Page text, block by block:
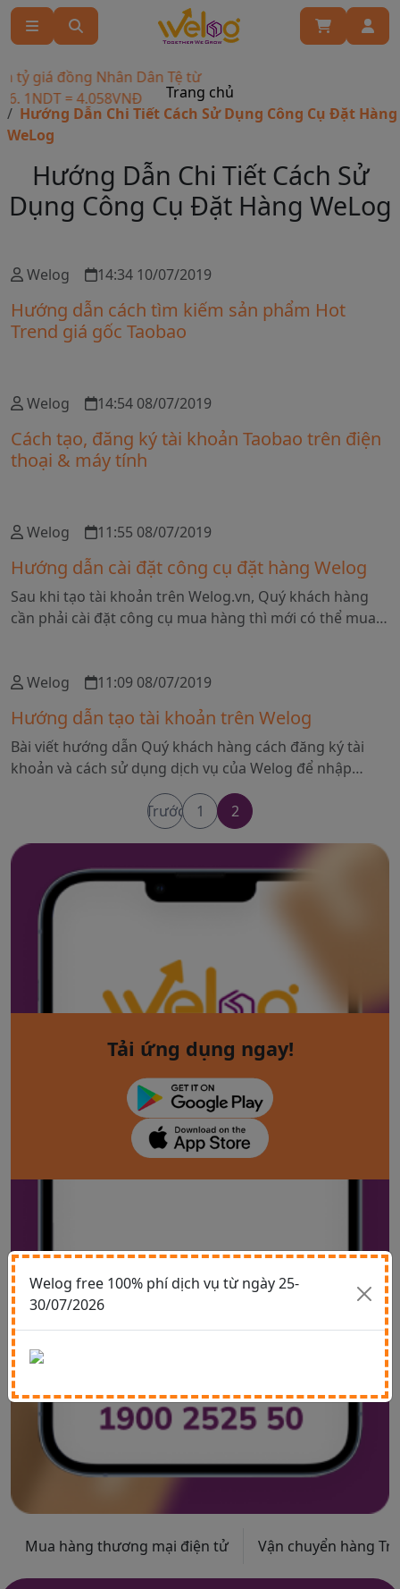
tỷ giá đồng Nhân Dân Tệ từ
1NDT = 4.058VNĐ
Trang chủ
Hướng Dẫn Chi Tiết Cách Sử Dụng Công Cụ Đặt Hàng
WeLog
Hướng Dẫn Chi Tiết Cách Sử
Dụng Công Cụ Đặt Hàng WeLog
Welog 14:34 10/07/2019
Hướng dẫn cách tìm kiếm sản phẩm Hot
Trend giá gốc Taobao
Welog 14:54 08/07/2019
Cách tạo, đăng ký tài khoản Taobao trên điện
thoại & máy tính
Welog 11:55 08/07/2019
Hướng dẫn cài đặt công cụ đặt hàng Welog
Sau khi tạo tài khoản trên Welog.vn, Quý khách hàng
cần phải cài đặt công cụ mua hàng thì mới có thể mua
Welog
11:09 08/07/2019
Hướng dẫn tạo tài khoản trên Welog
Bài viết hướng dẫn Quý khách hàng cách đăng ký tài
khoản và cách sử dụng dịch vụ của Welog để nhập
hàng Trung Quốc trực tiếp từ các nhà cung cấp mà
không qua bất kỳ kênh trung gian nào.
Trước 1 2
Tải ứng dụng ngay!
Mua hàng thương mại điện tử Vận chuyển hàng
Welog free 100% phí dịch vụ từ ngày 25-
30/07/2026